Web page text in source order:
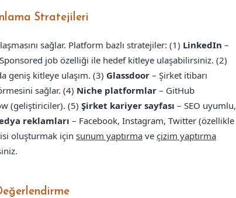
Stratejileri
sağlar. Platform bazlı stratejiler: (1) LinkedIn –
job özelliği ile hedef kitleye ulaşabilirsiniz. (2)
geniş kitleye ulaşım. (3) Glassdoor – Şirket itibarı
sağlar. (4) Niche platformlar – GitHub
(geliştiriciler). (5) Şirket kariyer sayfası – SEO uyumlu,
reklamları – Facebook, Instagram, Twitter (özellikle
oluşturmak için sunum yaptırma ve çizim yaptırma